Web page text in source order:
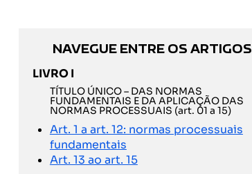
NAVEGUE ENTRE OS ARTIGOS
LIVRO I
TÍTULO ÚNICO – DAS NORMAS
FUNDAMENTAIS E DA APLICAÇÃO DAS
NORMAS PROCESSUAIS (art. 01 a 15)
Art. 1 a art. 12: normas processuais
fundamentais
Art. 13 ao art. 15